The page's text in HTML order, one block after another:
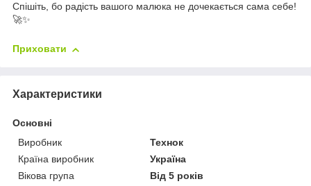
Спішіть, бо радість вашого малюка не дочекається сама себе!
🚀✨
Приховати
Характеристики
Основні
Виробник
Технок
Країна виробник
Україна
Вікова група
Від 5 років